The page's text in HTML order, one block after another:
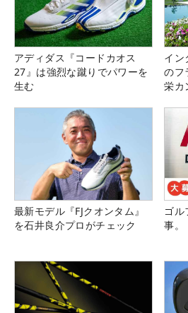
アディダス『コードカオス
27』は強烈な蹴りでパワーを
生む
イン
のフ
栄カ
最新モデル『FJクオンタム』
を石井良介プロがチェック
ゴ
事。